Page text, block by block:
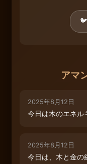
🐦
アマ
2025年8月12日
今日は木のエネル
2025年8月12日
今日は、木と金の